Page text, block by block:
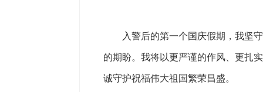
入警后的第一个国庆假期，我坚守
的期盼。我将以更严谨的作风、更扎
诚守护祝福伟大祖国繁荣昌盛。